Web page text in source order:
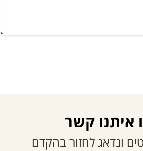
איתנו קשר
ונדאג לחזור בהקדם